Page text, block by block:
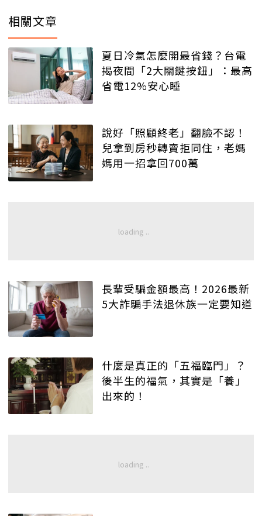
相關文章
夏日冷氣怎麼開最省錢？台電
揭夜間「2大關鍵按鈕」：最高
省電12%安心睡
說好「照顧終老」翻臉不認！
兒拿到房秒轉賣拒同住，老媽
媽用一招拿回700萬
長輩受騙金額最高！2026最新
5大詐騙手法退休族一定要知道
什麼是真正的「五福臨門」？
後半生的福氣，其實是「養」
出來的！